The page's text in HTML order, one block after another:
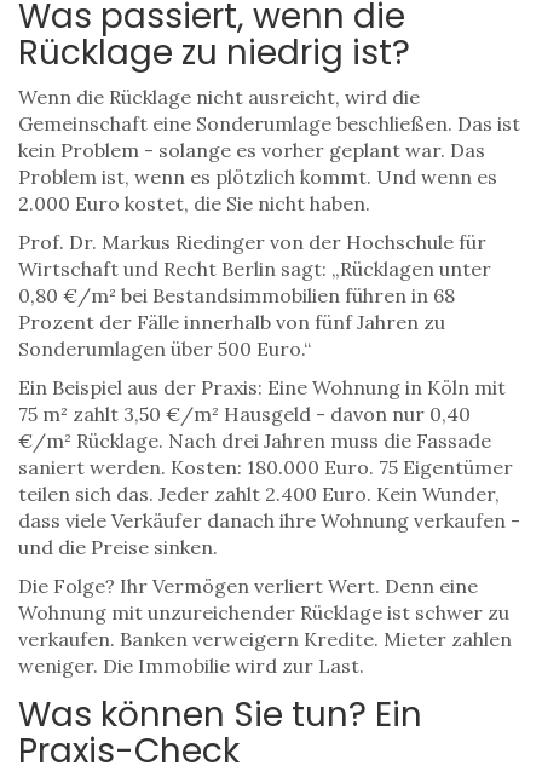
Was passiert, wenn die
Rücklage zu niedrig ist?
Wenn die Rücklage nicht ausreicht, wird die
Gemeinschaft eine Sonderumlage beschließen. Das ist
kein Problem - solange es vorher geplant war. Das
Problem ist, wenn es plötzlich kommt. Und wenn es
2.000 Euro kostet, die Sie nicht haben.
Prof. Dr. Markus Riedinger von der Hochschule für
Wirtschaft und Recht Berlin sagt: „Rücklagen unter
0,80 €/m² bei Bestandsimmobilien führen in 68
Prozent der Fälle innerhalb von fünf Jahren zu
Sonderumlagen über 500 Euro.“
Ein Beispiel aus der Praxis: Eine Wohnung in Köln mit
75 m² zahlt 3,50 €/m² Hausgeld - davon nur 0,40
€/m² Rücklage. Nach drei Jahren muss die Fassade
saniert werden. Kosten: 180.000 Euro. 75 Eigentümer
teilen sich das. Jeder zahlt 2.400 Euro. Kein Wunder,
dass viele Verkäufer danach ihre Wohnung verkaufen -
und die Preise sinken.
Die Folge? Ihr Vermögen verliert Wert. Denn eine
Wohnung mit unzureichender Rücklage ist schwer zu
verkaufen. Banken verweigern Kredite. Mieter zahlen
weniger. Die Immobilie wird zur Last.
Was können Sie tun? Ein
Praxis-Check